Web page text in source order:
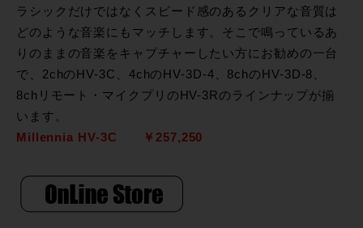
ラシックだけではなくスピード感のあるクリアな音質は
どのような音楽にもマッチします。そこで鳴っているあ
りのままの音楽をキャプチャーしたい方にお勧めの一台
で、2chのHV-3C、4chのHV-3D-4、8chのHV-3D-8、
8chリモート・マイクプリのHV-3Rのラインナップが揃
います。
Millennia HV-3C ￥257,250